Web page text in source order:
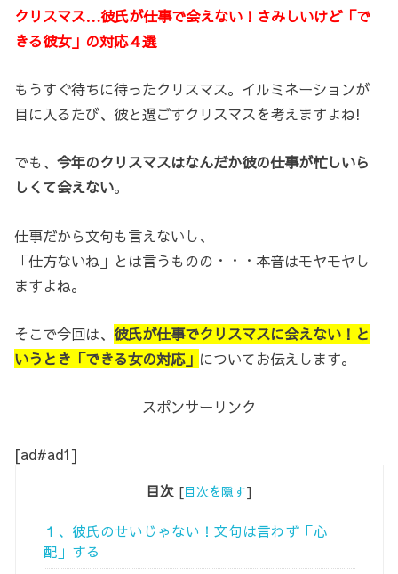
クリスマス…彼氏が仕事で会えない！さみしいけど「で
きる彼女」の対応４選
もうすぐ待ちに待ったクリスマス。イルミネーションが
目に入るたび、彼と過ごすクリスマスを考えますよね!
でも、今年のクリスマスはなんだか彼の仕事が忙しいら
しくて会えない。
仕事だから文句も言えないし、
「仕方ないね」とは言うものの・・・本音はモヤモヤし
ますよね。
そこで今回は、彼氏が仕事でクリスマスに会えない！と
いうとき「できる女の対応」 についてお伝えします。
スポンサーリンク
[ad#ad1]
目次 [目次を隠す]
１、彼氏のせいじゃない！文句は言わず「心
配」する